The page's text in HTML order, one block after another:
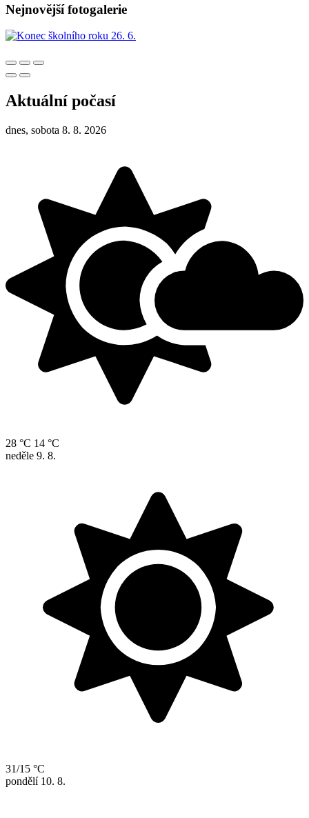
Nejnovější fotogalerie
Aktuální počasí
dnes, sobota 8. 8. 2026
28 °C 14 °C
neděle 9. 8.
31/15 °C
pondělí 10. 8.